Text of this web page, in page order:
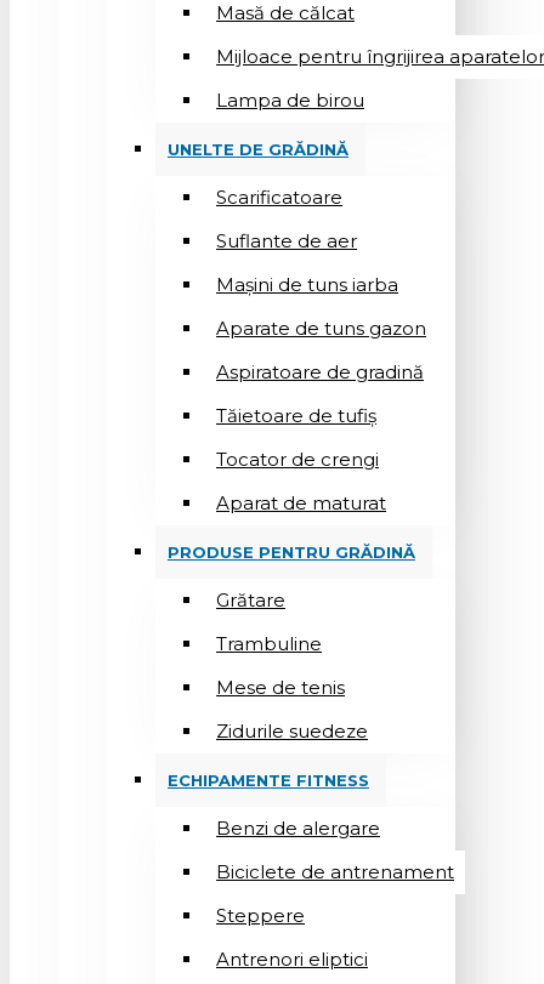
Masă de călcat
Mijloace pentru îngrijirea
Lampa de birou
UNELTE DE GRĂDINĂ
Scarificatoare
Suflantе de aer
Mașini de tuns iarba
Aparate de tuns gazon
Aspiratoare de gradină
Tăietoare de tufiș
Tocator de crengi
Aparat de maturat
PRODUSE PENTRU GRĂDINĂ
Grătare
Trambuline
Mese de tenis
Zidurile suedeze
ECHIPAMENTE FITNESS
Benzi de alergare
Biciclete de antrenament
Steppere
Antrenori eliptici